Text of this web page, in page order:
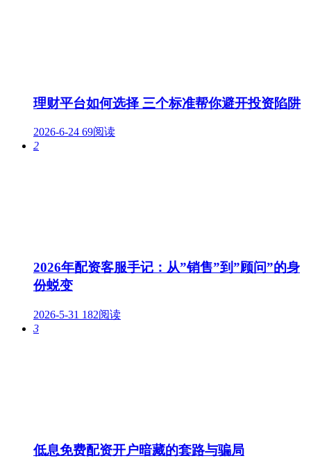
理财平台如何选择 三个标准帮你避开投资陷阱
2026-6-24 69阅读
2
2026年配资客服手记：从”销售”到”顾问”的身
份蜕变
2026-5-31 182阅读
3
低息免费配资开户暗藏的套路与骗局